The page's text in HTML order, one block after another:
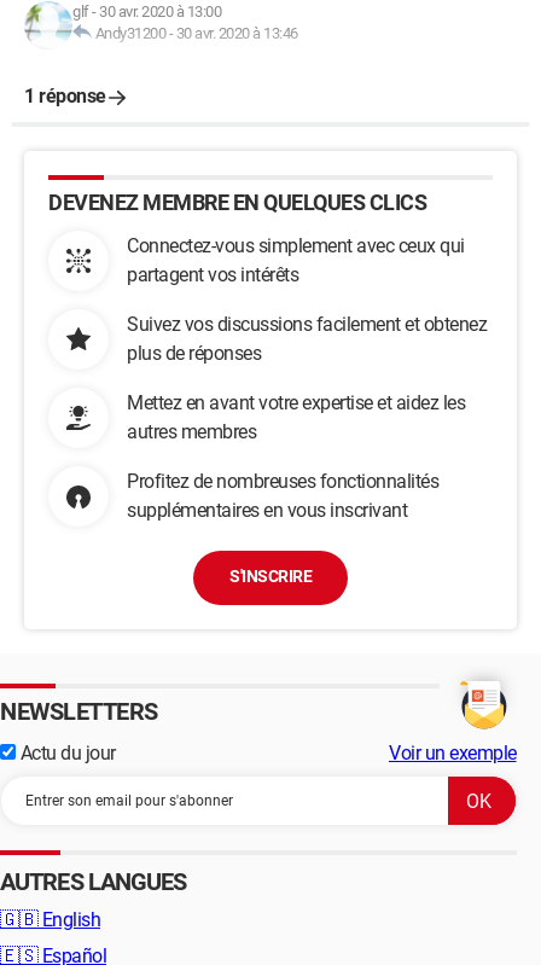
glf- 30 avr. 2020 à 13:00
Andy31200- 30 avr. 2020 à 13:46
1 réponse
DEVENEZ MEMBRE EN QUELQUES CLICS
Connectez-vous simplement avec ceux qui
partagent vos intérêts
Suivez vos discussions facilement et obtenez
plus de réponses
Mettez en avant votre expertise et aidez les
autres membres
Profitez de nombreuses fonctionnalités
supplémentaires en vous inscrivant
S'INSCRIRE
NEWSLETTERS
Actu du jour Voir un exemple
AUTRES LANGUES
🇬🇧 English
🇪🇸 Español